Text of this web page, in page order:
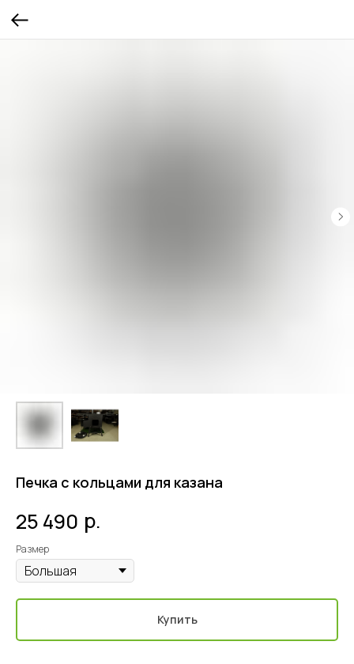
Печка с кольцами для казана
25 490 р.
Размер
Купить